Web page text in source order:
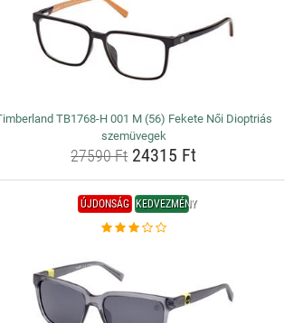
TB1768-H 001 M (56) Fekete Női Dioptriás
szemüvegek
27590 Ft24315 Ft
ÚJDONSÁG KEDVEZMÉNY